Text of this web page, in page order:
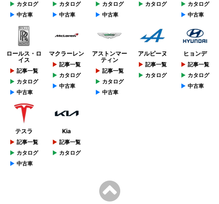
カタログ
中古車
カタログ
中古車
カタログ
中古車
カタログ
カタログ
中古車
ロールス・ロ
イス
記事一覧
カタログ
中古車
マクラーレン
記事一覧
カタログ
中古車
アストンマー
ティン
記事一覧
カタログ
中古車
アルピーヌ
記事一覧
カタログ
ヒョンデ
記事一覧
カタログ
中古車
テスラ
記事一覧
カタログ
中古車
Kia
記事一覧
カタログ